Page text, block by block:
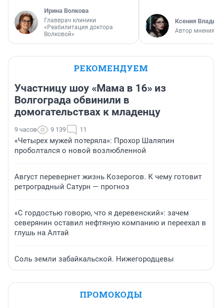
Ирина Волкова
Главврач клиники
«Реабилитация доктора
Волковой»
Ксения
Автор мнения
РЕКОМЕНДУЕМ
Участницу шоу «Мама в 16» из
Волгограда обвинили в
домогательствах к младенцу
9 часов 9 139 11
«Четырех мужей потеряла»: Прохор Шаляпин
проболтался о новой возлюбленной
Август перевернет жизнь Козерогов. К чему готовит
ретроградный Сатурн — прогноз
«С гордостью говорю, что я деревенский»: зачем
северянин оставил нефтяную компанию и переехал в
глушь на Алтай
Соль земли забайкальской. Нижегородцевы
ПРОМОКОДЫ